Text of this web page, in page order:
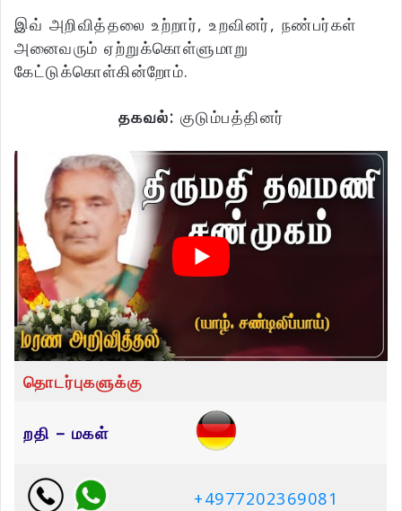
இவ் அறிவித்தலை உற்றார், உறவினர், நண்பர்கள்
அனைவரும் ஏற்றுக்கொள்ளுமாறு
கேட்டுக்கொள்கின்றோம்.
தகவல்: குடும்பத்தினர்
தொடர்புகளுக்கு
றதி – மகள்
+4977202369081